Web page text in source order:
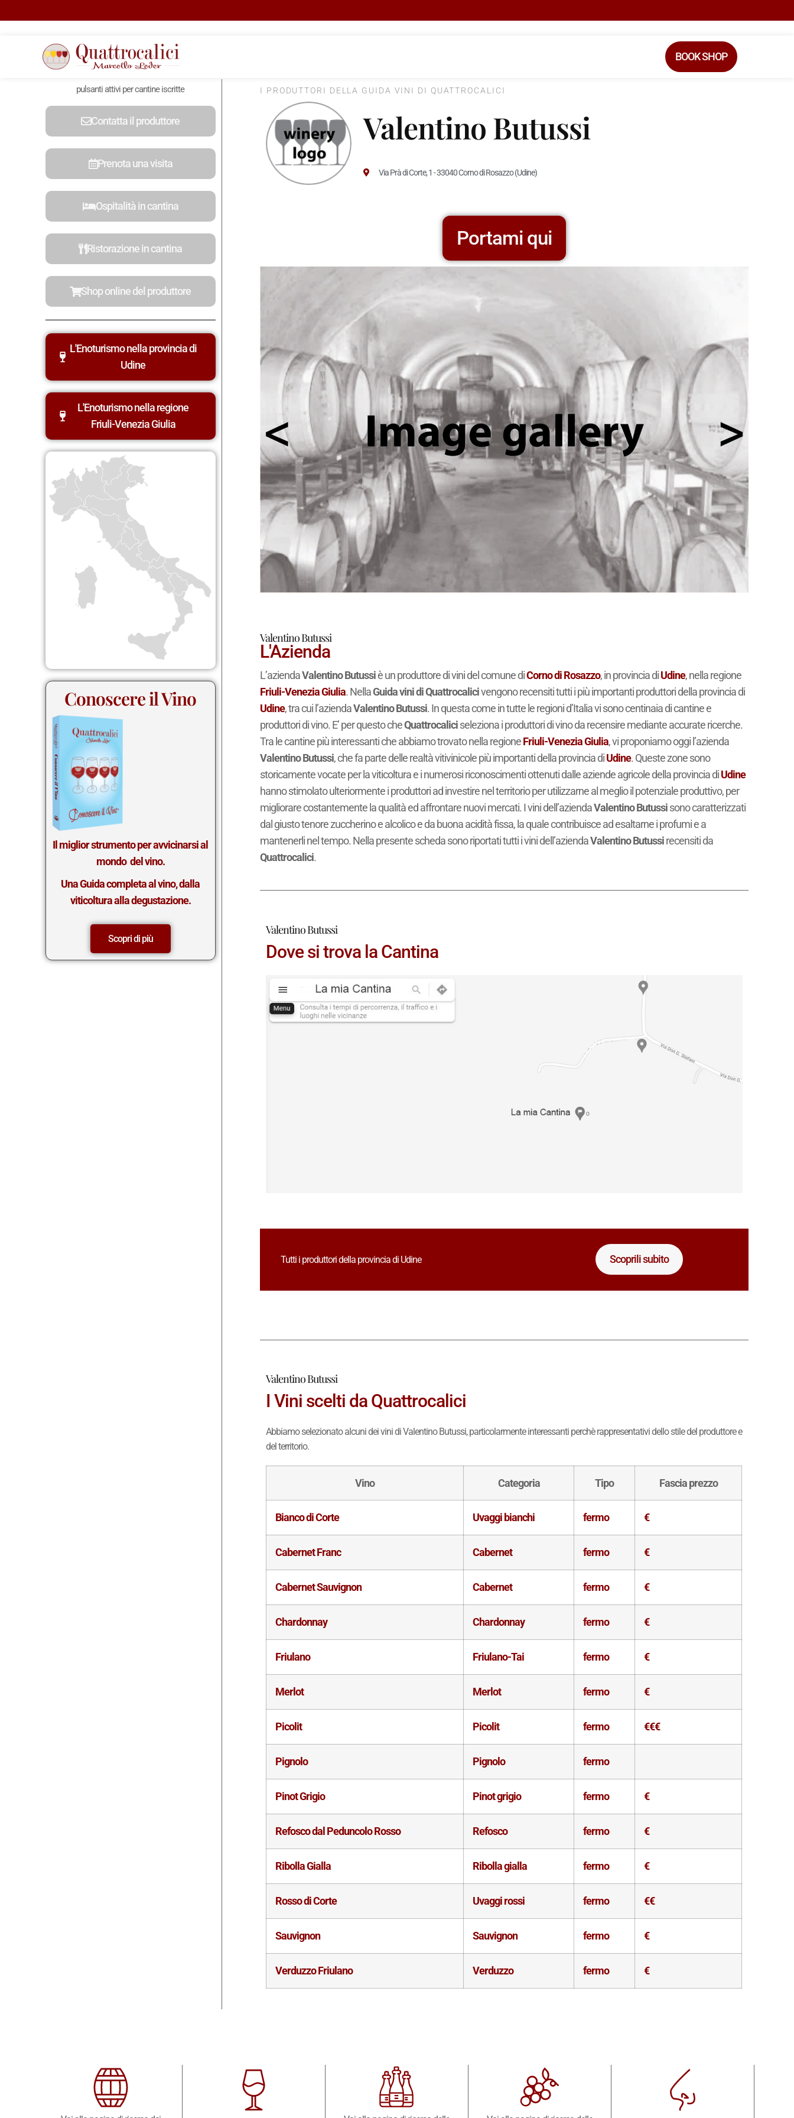
BOOK SHOP
pulsanti attivi per cantine iscritte
Contatta il produttore
Prenota una visita
Ospitalità in cantina
Ristorazione in cantina
Shop online del produttore
L'Enoturismo nella provincia di
Udine
L'Enoturismo nella regione
Friuli-Venezia Giulia
Conoscere il Vino
Il miglior strumento per avvicinarsi al
mondo del vino.
Una Guida completa al vino, dalla
viticoltura alla degustazione.
Scopri di più
I PRODUTTORI DELLA GUIDA VINI DI QUATTROCALICI
Valentino Butussi
Via Prà di Corte, 1 - 33040 Corno di Rosazzo (Udine)
Portami qui
Valentino Butussi
L'Azienda
L’aziendaValentino Butussiè un produttore di vini del comune diCorno di Rosazzo, in provincia diUdine, nella regione
Friuli-Venezia Giulia. NellaGuida vini di Quattrocalicivengono recensiti tutti i più importanti produttori della provincia di
Udine, tra cui l’aziendaValentino Butussi. In questa come in tutte le regioni d’Italia vi sono centinaia di cantine e
produttori di vino. E’ per questo cheQuattrocaliciseleziona i produttori di vino da recensire mediante accurate ricerche.
Tra le cantine più interessanti che abbiamo trovato nella regioneFriuli-Venezia Giulia, vi proponiamo oggi l’azienda
Valentino Butussi, che fa parte delle realtà vitivinicole più importanti della provincia diUdine. Queste zone sono
storicamente vocate per la viticoltura e i numerosi riconoscimenti ottenuti dalle aziende agricole della provincia diUdine
hanno stimolato ulteriormente i produttori ad investire nel territorio per utilizzarne al meglio il potenziale produttivo, per
migliorare costantemente la qualità ed affrontare nuovi mercati. I vini dell’aziendaValentino Butussisono caratterizzati
dal giusto tenore zuccherino e alcolico e da buona acidità fissa, la quale contribuisce ad esaltarne i profumi e a
mantenerli nel tempo. Nella presente scheda sono riportati tutti i vini dell’aziendaValentino Butussirecensiti da
Quattrocalici.
Valentino Butussi
Dove si trova la Cantina
Tutti i produttori della provincia di Udine Scoprili subito
Valentino Butussi
I Vini scelti da Quattrocalici
Abbiamo selezionato alcuni dei vini di Valentino Butussi, particolarmente interessanti perchè rappresentativi dello stile del produttore e
del territorio.
Vino Categoria Tipo Fascia prezzo
Bianco di Corte Uvaggi bianchi fermo €
Cabernet Franc Cabernet fermo €
Cabernet Sauvignon Cabernet fermo €
Chardonnay Chardonnay fermo €
Friulano Friulano-Tai fermo €
Merlot Merlot fermo €
Picolit Picolit fermo €€€
Pignolo Pignolo fermo
Pinot Grigio Pinot grigio fermo €
Refosco dal Peduncolo Rosso Refosco fermo €
Ribolla Gialla Ribolla gialla fermo €
Rosso di Corte Uvaggi rossi fermo €€
Sauvignon Sauvignon fermo €
Verduzzo Friulano Verduzzo fermo €